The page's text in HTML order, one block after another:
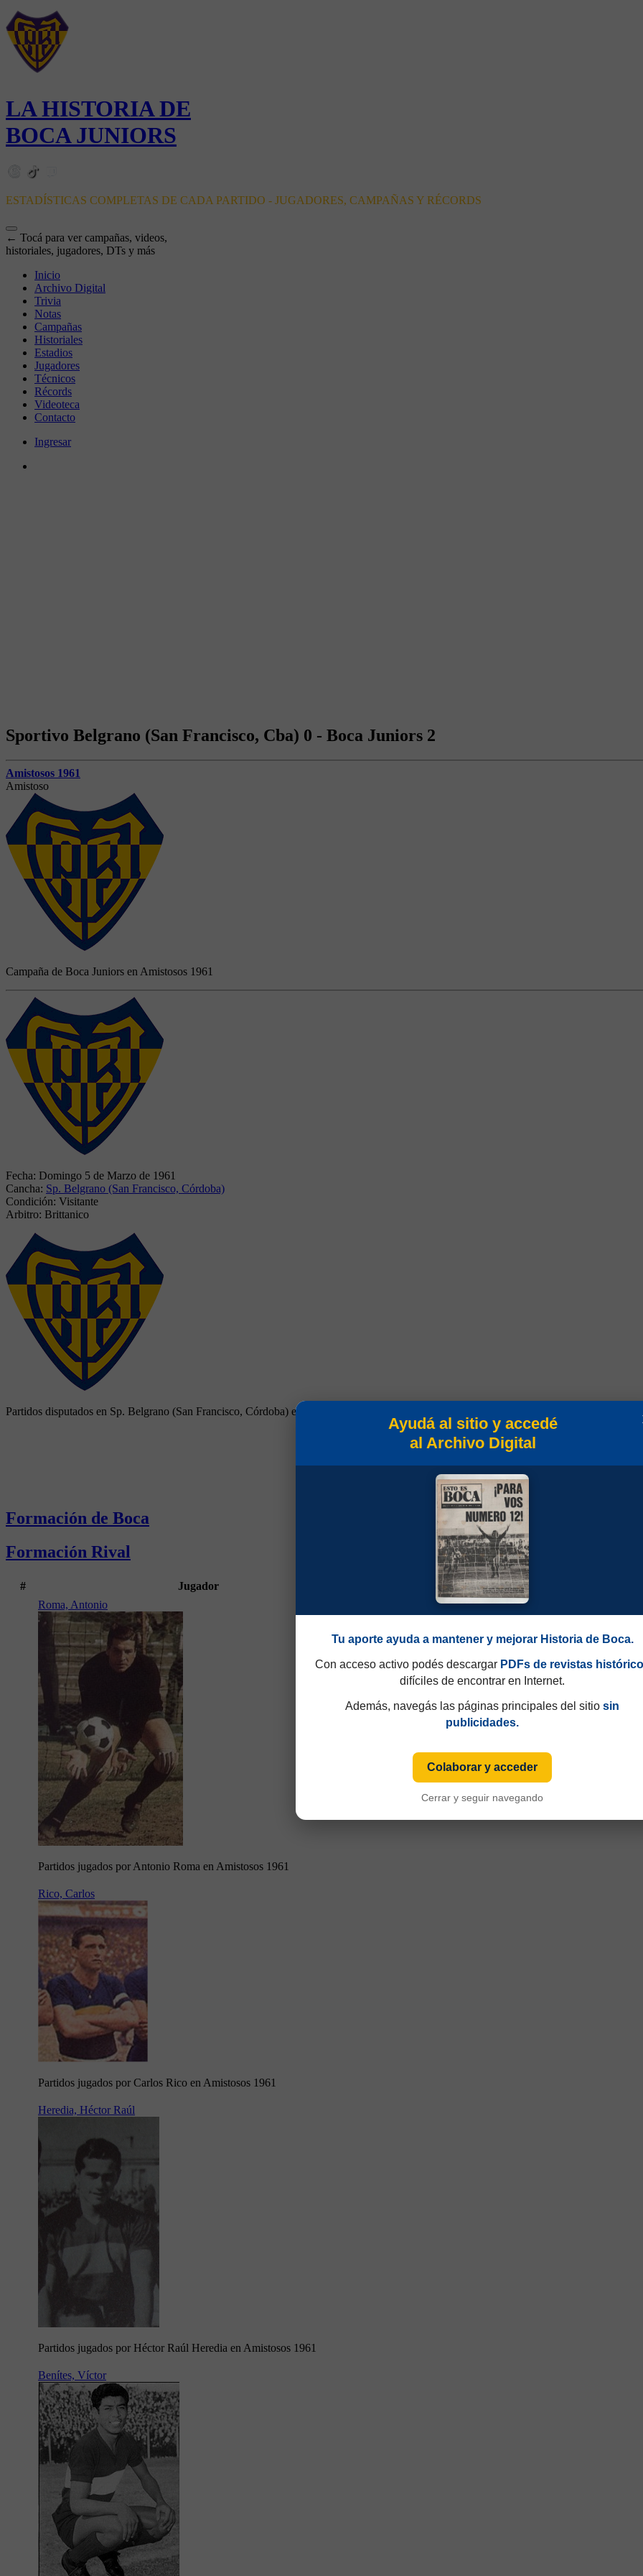
LA HISTORIA DE
BOCA JUNIORS
ESTADÍSTICAS COMPLETAS DE CADA PARTIDO - JUGADORES, CAMPAÑAS Y RÉCORDS
← Tocá para ver campañas, videos,
historiales, jugadores, DTs y más
Inicio
Archivo Digital
Trivia
Notas
Campañas
Historiales
Estadios
Jugadores
Técnicos
Récords
Videoteca
Contacto
Ingresar
Sportivo Belgrano (San Francisco, Cba) 0 - Boca Juniors 2
Amistosos 1961
Amistoso
Campaña de Boca Juniors en Amistosos 1961
Fecha: Domingo 5 de Marzo de 1961
Cancha: Sp. Belgrano (San Francisco, Córdoba)
Condición: Visitante
Arbitro: Brittanico
Partidos disputados en Sp. Belgrano (San Francisco, Córdoba) en Amistosos 1961
Formación de Boca
Formación Rival
#
Jugador
Roma, Antonio
Partidos jugados por Antonio Roma en Amistosos 1961
Rico, Carlos
Partidos jugados por Carlos Rico en Amistosos 1961
Heredia, Héctor Raúl
Partidos jugados por Héctor Raúl Heredia en Amistosos 1961
Benítes, Víctor
Ayudá al sitio y accedé
al Archivo Digital
Tu aporte ayuda a mantener y mejorar Historia de Boca.
Con acceso activo podés descargar PDFs de revistas
difíciles de encontrar en Internet.
Además, navegás las páginas principales del sitio sin
publicidades.
Colaborar y acceder
Cerrar y seguir navegando